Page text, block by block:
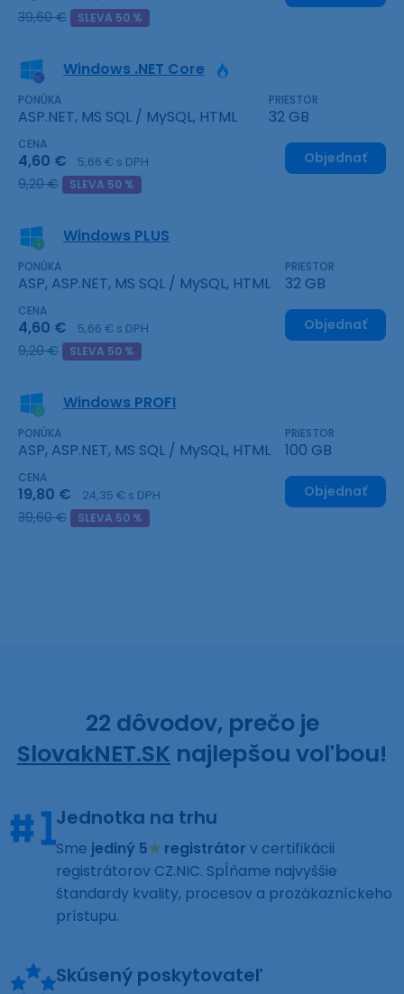
39,60 € SLEVA 50 %
Windows .NET Core
PONÚKA
ASP.NET, MS SQL / MySQL, HTML
PRIESTOR
32 GB
CENA
4,60 € 5,66 € s DPH
9,20 € SLEVA 50 %
Objednať
Windows PLUS
PONÚKA
ASP, ASP.NET, MS SQL / MySQL, HTML
PRIESTOR
32 GB
CENA
4,60 € 5,66 € s DPH
9,20 € SLEVA 50 %
Objednať
Windows PROFI
PONÚKA
ASP, ASP.NET, MS SQL / MySQL, HTML
PRIESTOR
100 GB
CENA
19,80 € 24,35 € s DPH
39,60 € SLEVA 50 %
Objednať
22 dôvodov, prečo je
SlovakNET.SK najlepšou voľbou!
Jednotka na trhu
Sme jediný 5★ registrátor v certifikácii
registrátorov CZ.NIC. Spĺňame najvyššie
štandardy kvality, procesov a prozákazníckeho
prístupu.
Skúsený poskytovateľ